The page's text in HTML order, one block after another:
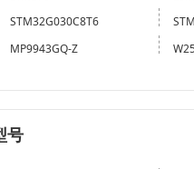
STM32G030C8T6
MP9943GQ-Z
号